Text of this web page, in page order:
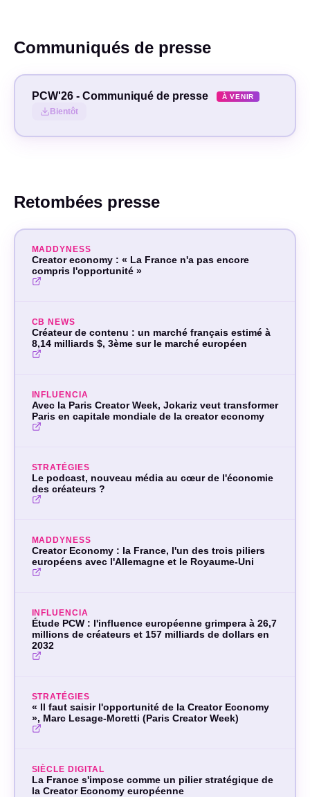
Linker
PRÉNOM
MÉDIA / PUBLICATION
RÔLE
MESSAGE
Communiqués de presse
PCW'26 - Communiqué de presse À VENIR
Bientôt
Retombées presse
MADDYNESS
Creator economy : « La France n'a pas encore
compris l'opportunité »
CB NEWS
Créateur de contenu : un marché français estimé à
8,14 milliards $, 3ème sur le marché européen
INFLUENCIA
Avec la Paris Creator Week, Jokariz veut transformer
Paris en capitale mondiale de la creator economy
STRATÉGIES
Le podcast, nouveau média au cœur de l'économie
des créateurs ?
MADDYNESS
Creator Economy : la France, l'un des trois piliers
européens avec l'Allemagne et le Royaume-Uni
INFLUENCIA
Étude PCW : l'influence européenne grimpera à 26,7
millions de créateurs et 157 milliards de dollars en
2032
STRATÉGIES
« Il faut saisir l'opportunité de la Creator Economy
», Marc Lesage-Moretti (Paris Creator Week)
SIÈCLE DIGITAL
La France s'impose comme un pilier stratégique de
la Creator Economy européenne